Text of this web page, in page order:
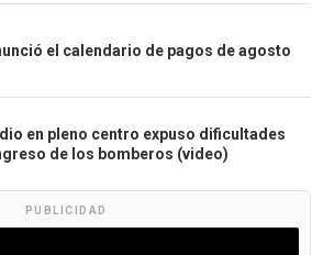
el calendario de pagos de agosto
en pleno centro expuso dificultades
de los bomberos (video)
PUBLICIDAD